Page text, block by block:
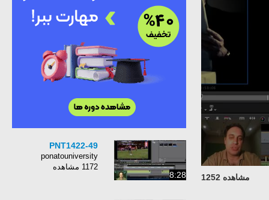
مشاهده 1252 8:28
PNT1422-49
ponatouniversity
1172 مشاهده